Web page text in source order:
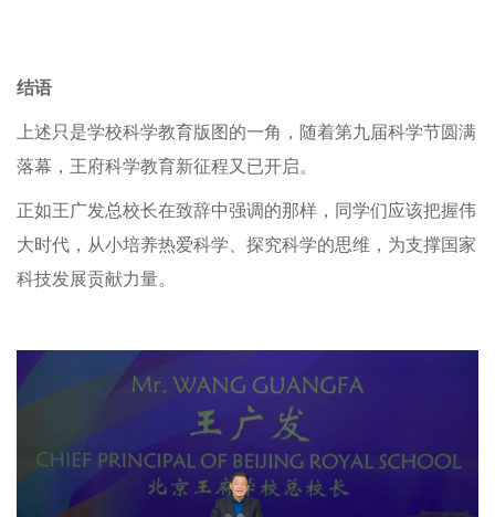
结语
上述只是学校科学教育版图的一角，随着第九届科学节圆满
落幕，王府科学教育新征程又已开启。
正如王广发总校长在致辞中强调的那样，同学们应该把握伟
大时代，从小培养热爱科学、探究科学的思维，为支撑国家
科技发展贡献力量。